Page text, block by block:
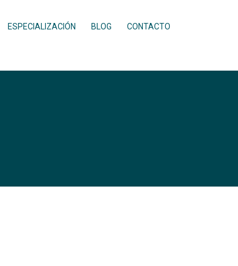
ESPECIALIZACIÓN BLOG CONTACTO